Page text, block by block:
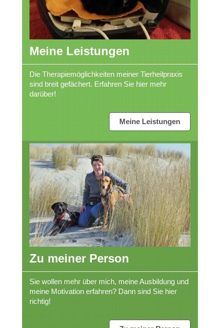
Meine Leistungen
Die Therapiemöglichkeiten meiner Tierheilpraxis
sind breit gefächert. Erfahren Sie hier mehr
darüber!
Meine Leistungen
Zu meiner Person
Sie wollen mehr über mich, meine Ausbildung und
meine Motivation erfahren? Dann sind Sie hier
richtig!